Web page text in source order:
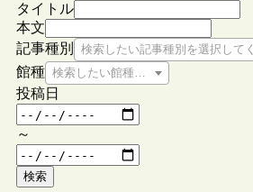
タイトル
本文
記事種別
検索したい記事種別を選択して
館種 検索したい館種を選択してください
投稿日
～
検索